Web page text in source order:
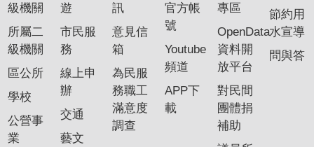
級機關
所屬二
級機關
區公所
學校
公營事
業
遊
市民服
務
線上申
辦
交通
藝文
訊
意見信
箱
為民服
務職工
滿意度
調查
官方帳
號
Youtube
頻道
APP下
載
專區
OpenData
資料開
放平台
對民間
團體捐
補助
節約用
水宣導
問與答